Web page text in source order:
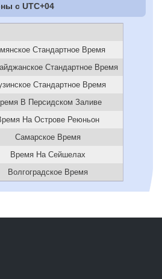
c UTC+04
Стандартное Время
Стандартное Время
Стандартное Время
В Персидском Заливе
На Острове Реюньон
Самарское Время
Время На Сейшелах
Волгоградское Время